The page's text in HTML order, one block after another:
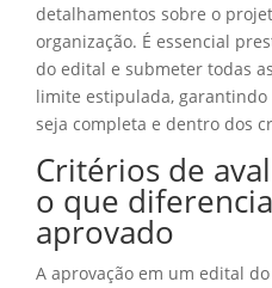
detalhamentos sobre o
organização. É essencial
do edital e submeter todas
limite estipulada,
seja completa e dentro dos
Critérios de
o que
aprovado
A aprovação em um edital